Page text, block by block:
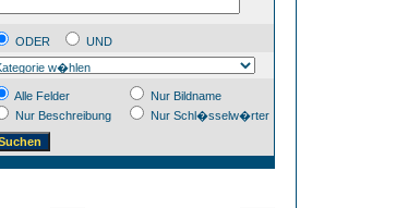
ODER
UND
Alle Felder
Nur Bildname
Nur Beschreibung
Nur Schl�sselw�rter